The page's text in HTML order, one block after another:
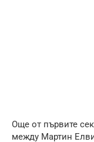
Още от първите
между Мартин